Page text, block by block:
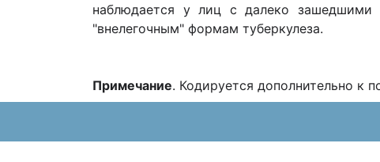
наблюдается у лиц с далеко зашедшими
"внелегочным" формам туберкулеза.
Примечание. Кодируется дополнительно к